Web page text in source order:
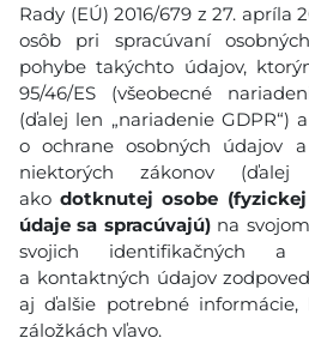
Rady (EÚ) 2016/679 z 27. apríla
osôb pri spracúvaní
pohybe takýchto údajov,
95/46/ES (všeobecné
(ďalej len „nariadenie GDPR“)
o ochrane osobných údajov
niektorých zákonov (ďalej
akodotknutej osobe
údaje sa spracúvajú)na
svojich identifikačných a
a kontaktných údajov
aj ďalšie potrebné
záložkách vľavo.